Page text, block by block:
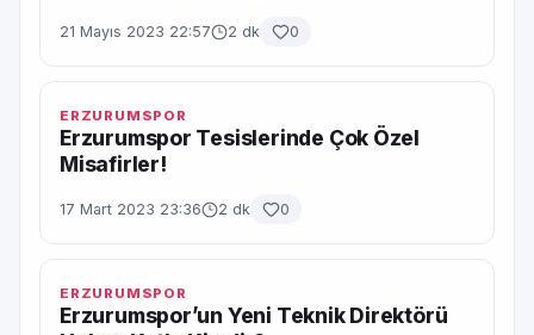
21 Mayıs 2023 22:57 2 dk 0
ERZURUMSPOR
Erzurumspor Tesislerinde Çok Özel
Misafirler!
17 Mart 2023 23:36 2 dk 0
ERZURUMSPOR
Erzurumspor’un Yeni Teknik Direktörü